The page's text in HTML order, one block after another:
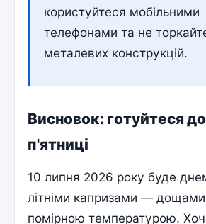
користуйтеся мобільними
телефонами та не
металевих конструкцій.
Висновок: готуйтеся
п'ятниці
10 липня 2026 року буде
літніми капризами —
помірною температурою.